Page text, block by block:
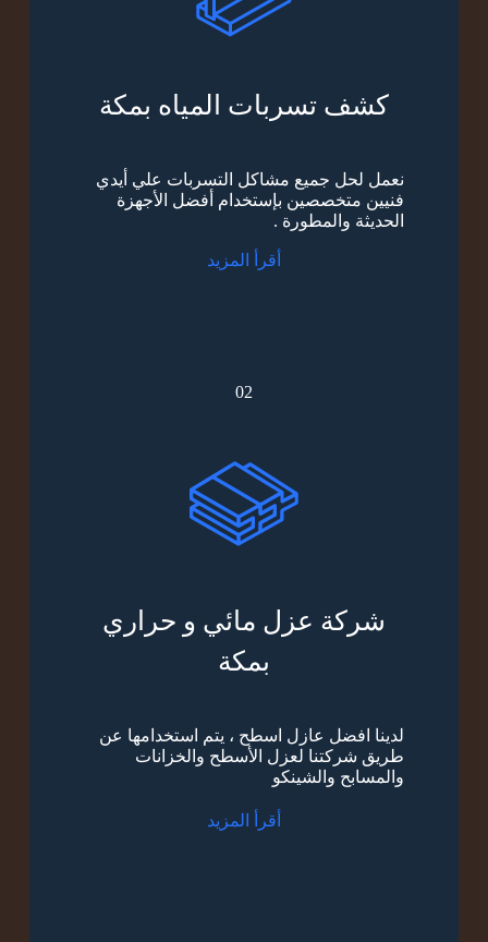
كشف تسربات المياه بمكة
نعمل لحل جميع مشاكل التسربات علي أيدي
فنيين متخصصين بإستخدام أفضل الأجهزة
الحديثة والمطورة .
أقرأ المزيد
02
شركة عزل مائي و حراري
بمكة
لدينا افضل عازل اسطح ، يتم استخدامها عن
طريق شركتنا لعزل الأسطح والخزانات
والمسابح والشينكو
أقرأ المزيد